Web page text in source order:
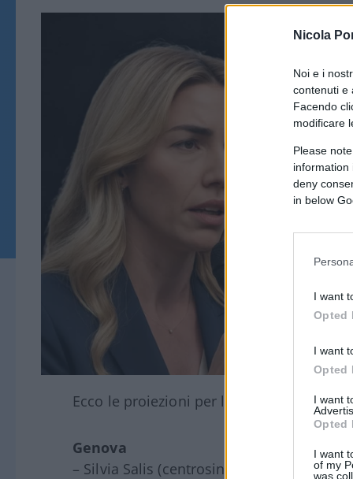
Nicola
Noi e i
contenuti e
Facendo
modificare
Please
information
deny
in below
I want
Opted
I want
Opted
I want
Opted
I want
of my
was
Ecco le proiezioni per le principali città al
Genova
– Silvia Salis (centrosinistra): 53,3%